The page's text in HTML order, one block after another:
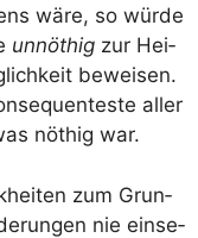
wäre, so wür­de
unnö­thig zur Hei­
bewei­sen.
aller
nöthig war.
zum Grun­
nie ein­se­